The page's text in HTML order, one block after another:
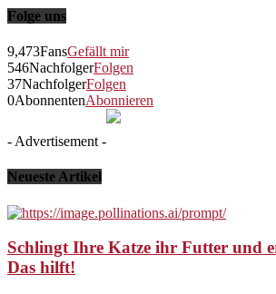
Folge uns
9,473FansGefällt mir
546NachfolgerFolgen
37NachfolgerFolgen
0AbonnentenAbonnieren
- Advertisement -
Neueste Artikel
Schlingt Ihre Katze ihr Futter und
Das hilft!